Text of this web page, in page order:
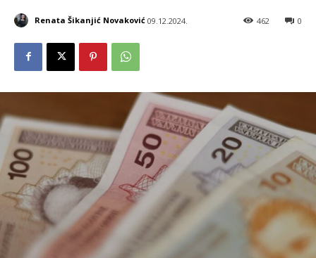
Renata Šikanjić Novaković 09.12.2024. 0
462